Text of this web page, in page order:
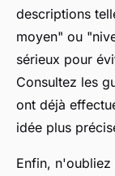
descriptions
moyen" ou
sérieux pour
Consultez les
ont déjà
idée plus
Enfin,